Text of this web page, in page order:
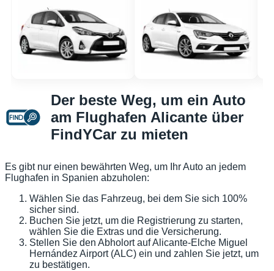
Der beste Weg, um ein Auto
am Flughafen Alicante über
FindYCar zu mieten
Es gibt nur einen bewährten Weg, um Ihr Auto an jedem
Flughafen in Spanien abzuholen:
Wählen Sie das Fahrzeug, bei dem Sie sich 100%
sicher sind.
Buchen Sie jetzt, um die Registrierung zu starten,
wählen Sie die Extras und die Versicherung.
Stellen Sie den Abholort auf Alicante-Elche Miguel
Hernández Airport (ALC) ein und zahlen Sie jetzt, um
zu bestätigen.